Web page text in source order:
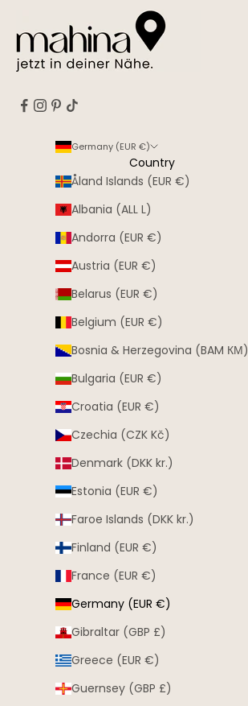
Germany (EUR €)
Country
Åland Islands (EUR €)
Albania (ALL L)
Andorra (EUR €)
Austria (EUR €)
Belarus (EUR €)
Belgium (EUR €)
Bosnia & Herzegovina (BAM КМ)
Bulgaria (EUR €)
Croatia (EUR €)
Czechia (CZK Kč)
Denmark (DKK kr.)
Estonia (EUR €)
Faroe Islands (DKK kr.)
Finland (EUR €)
France (EUR €)
Germany (EUR €)
Gibraltar (GBP £)
Greece (EUR €)
Guernsey (GBP £)